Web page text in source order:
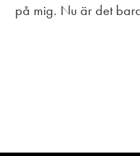
på mig. Nu är det